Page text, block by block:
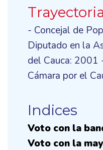
Trayectoria
- Concejal de
Diputado en la
del Cauca: 2001
Cámara por el
Indices
Voto con la
Voto con la